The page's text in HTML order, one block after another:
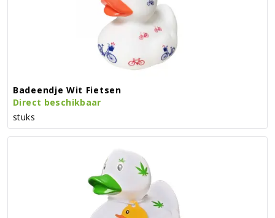
Badeendje Wit Fietsen
Direct beschikbaar
stuks